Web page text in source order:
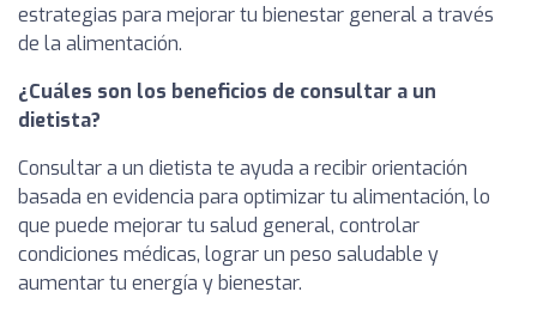
estrategias para mejorar tu bienestar general a través
de la alimentación.
¿Cuáles son los beneficios de consultar a un
dietista?
Consultar a un dietista te ayuda a recibir orientación
basada en evidencia para optimizar tu alimentación, lo
que puede mejorar tu salud general, controlar
condiciones médicas, lograr un peso saludable y
aumentar tu energía y bienestar.